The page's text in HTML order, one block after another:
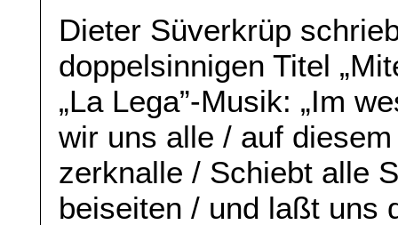
Dieter Süverkrüp
doppelsinnigen Titel
„La Lega”-Musik: „Im
wir uns alle / auf
zerknalle / Schiebt alle
beiseiten / und laßt uns